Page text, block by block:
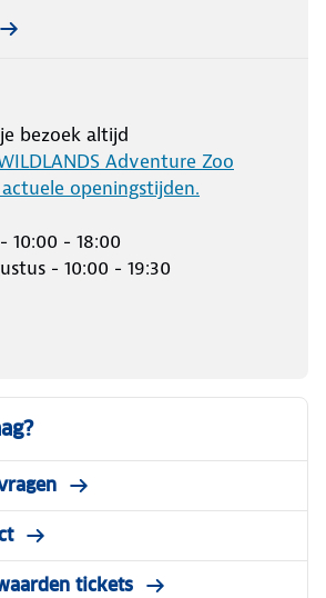
bezoek altijd
Adventure Zoo
openingstijden.
- 18:00
- 10:00 - 19:30
tickets